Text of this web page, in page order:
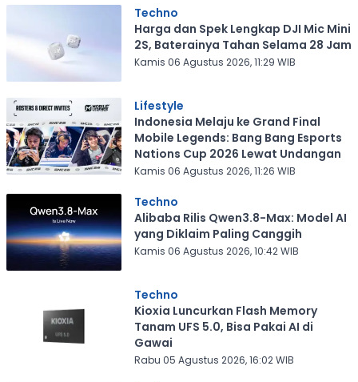
Techno
Harga dan Spek Lengkap DJI Mic Mini
2S, Baterainya Tahan Selama 28 Jam
Kamis 06 Agustus 2026, 11:29 WIB
Lifestyle
Indonesia Melaju ke Grand Final
Mobile Legends: Bang Bang Esports
Nations Cup 2026 Lewat Undangan
Kamis 06 Agustus 2026, 11:26 WIB
Techno
Alibaba Rilis Qwen3.8-Max: Model AI
yang Diklaim Paling Canggih
Kamis 06 Agustus 2026, 10:42 WIB
Techno
Kioxia Luncurkan Flash Memory
Tanam UFS 5.0, Bisa Pakai AI di
Gawai
Rabu 05 Agustus 2026, 16:02 WIB